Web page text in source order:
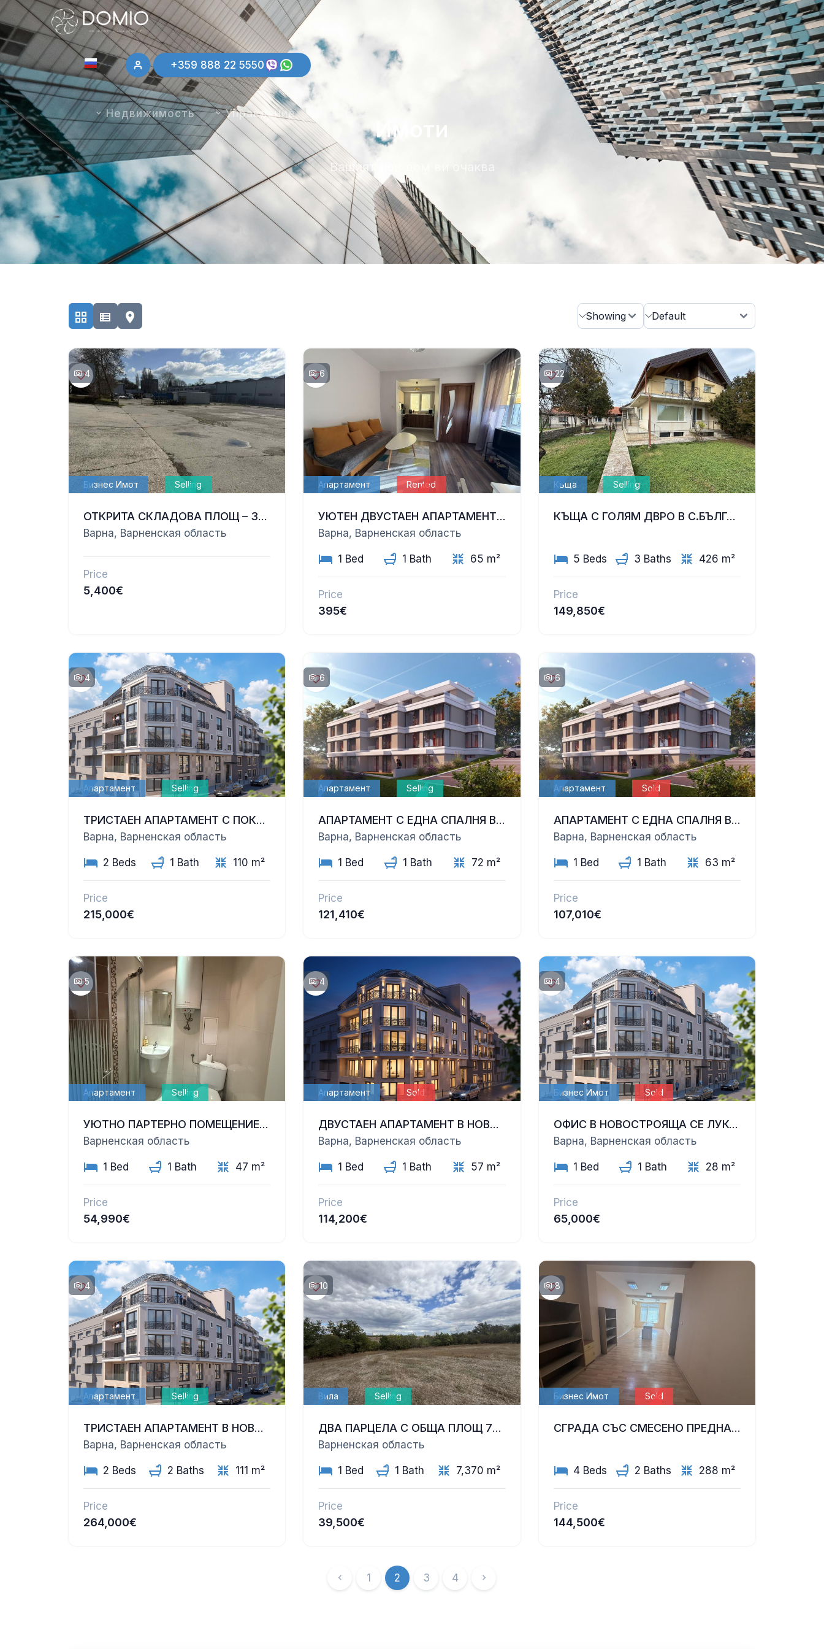
English
Deutsch
Français
Български
+359 888 22 5550
Недвижимость Управление
Имоти
Вашият нов дом ви очаква
4
Бизнес Имот Selling
ОТКРИТА СКЛАДОВА ПЛОЩ – 3000 КВ.М
Варна, Варненская область
Price
5,400€
6
Апартамент Rented
УЮТЕН ДВУСТАЕН АПАРТАМЕНТ СЪС СОБСТВЕНА СЛЪНЧЕВА ВЕРАНДА В ЦВЕТЕН КВАРТАЛ
Варна, Варненская область
1 Bed 1 Bath 65 m²
Price
395€
22
Къща Selling
КЪЩА С ГОЛЯМ ДВРО В С.БЪЛГАРЕВО
5 Beds 3 Baths 426 m²
Price
149,850€
4
Апартамент Selling
ТРИСТАЕН АПАРТАМЕНТ С ПОКРИВНА ТЕРАСА В НОВОСТРОЯЩА СЕ ЛУКСОЗНА СГРАДА | ЗИМНО КИНО „ТРАКИЯ“, ВАРНА
Варна, Варненская область
2 Beds 1 Bath 110 m²
Price
215,000€
6
Апартамент Selling
АПАРТАМЕНТ С ЕДНА СПАЛНЯ В БУТИКОВА СГРАДА С МОДЕРЕН ДИЗАЙН В М-Т ТРАКАТА
Варна, Варненская область
1 Bed 1 Bath 72 m²
Price
121,410€
6
Апартамент Sold
АПАРТАМЕНТ С ЕДНА СПАЛНЯ В БУТИКОВА СГРАДА С МОДЕРЕН ДИЗАЙН В М-Т ТРАКАТА
Варна, Варненская область
1 Bed 1 Bath 63 m²
Price
107,010€
5
Апартамент Selling
УЮТНО ПАРТЕРНО ПОМЕЩЕНИЕ СЪС СОБСТВЕН ДВОР – САМО НА 100 М ОТ ПЛАЖА В ГР. БЯЛА
Варненская область
1 Bed 1 Bath 47 m²
Price
54,990€
4
Апартамент Sold
ДВУСТАЕН АПАРТАМЕНТ В НОВОСТРОЯЩА СЕ ЛУКСОЗНА СГРАДА | ЗИМНО КИНО „ТРАКИЯ“, ВАРНА
Варна, Варненская область
1 Bed 1 Bath 57 m²
Price
114,200€
4
Бизнес Имот Sold
ОФИС В НОВОСТРОЯЩА СЕ ЛУКСОЗНА СГРАДА | ЗИМНО КИНО „ТРАКИЯ“, ВАРНА
Варна, Варненская область
1 Bed 1 Bath 28 m²
Price
65,000€
4
Апартамент Selling
ТРИСТАЕН АПАРТАМЕНТ В НОВОСТРОЯЩА СЕ ЛУКСОЗНА СГРАДА | ЗИМНО КИНО „ТРАКИЯ“, ВАРНА
Варна, Варненская область
2 Beds 2 Baths 111 m²
Price
264,000€
10
Вила Selling
ДВА ПАРЦЕЛА С ОБЩА ПЛОЩ 7370 КВ.М., С ПУП И ВИЗА ЗА ПРОЕКТИРАНЕ, СЪС СТАРА КЪЩА И БУНГАЛО В С. ЧЕРКОВНА, ОБЩ. ПРОВАДИЯ
Варненская область
1 Bed 1 Bath 7,370 m²
Price
39,500€
8
Бизнес Имот Sold
СГРАДА СЪС СМЕСЕНО ПРЕДНАЗНАЧЕНИЕ (МАГАЗИН И ОФИСИ) В ЦЕНТРАЛНАТА ЧАСТ НА ГР. ДОБРИЧ
4 Beds 2 Baths 288 m²
Price
144,500€
1 2 3 4